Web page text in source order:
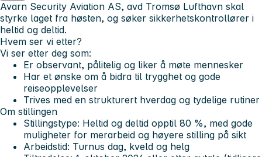
Avarn Security Aviation AS, avd Tromsø Lufthavn skal
styrke laget fra høsten, og søker sikkerhetskontrollører i
heltid og deltid.
Hvem ser vi etter?
Vi ser etter deg som:
Er observant, pålitelig og liker å møte mennesker
Har et ønske om å bidra til trygghet og gode
reiseopplevelser
Trives med en strukturert hverdag og tydelige rutiner
Om stillingen
Stillingstype: Heltid og deltid opptil 80 %, med gode
muligheter for merarbeid og høyere stilling på sikt
Arbeidstid: Turnus dag, kveld og helg